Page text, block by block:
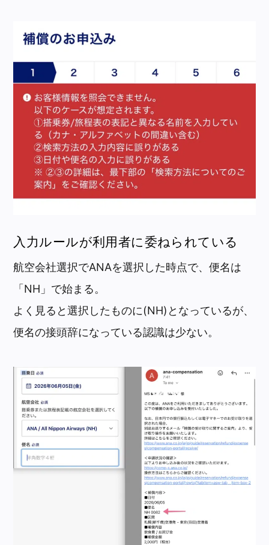
入力ルールが利用者に委ねられている
航空会社選択でANAを選択した時点で、便名は
「NH」で始まる。
よく見ると選択したものに(NH)となっているが、
便名の接頭辞になっている認識は少ない。